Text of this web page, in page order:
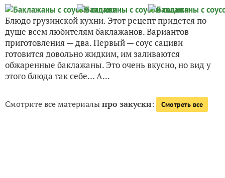
Блюдо грузинской кухни. Этот рецепт придется по
душе всем любителям баклажанов. Вариантов
приготовления — два. Первый — соус сациви
готовится довольно жидким, им заливаются
обжаренные баклажаны. Это очень вкусно, но вид у
этого блюда так себе… А...
Смотрите все материалыпро закуски: Смотреть все